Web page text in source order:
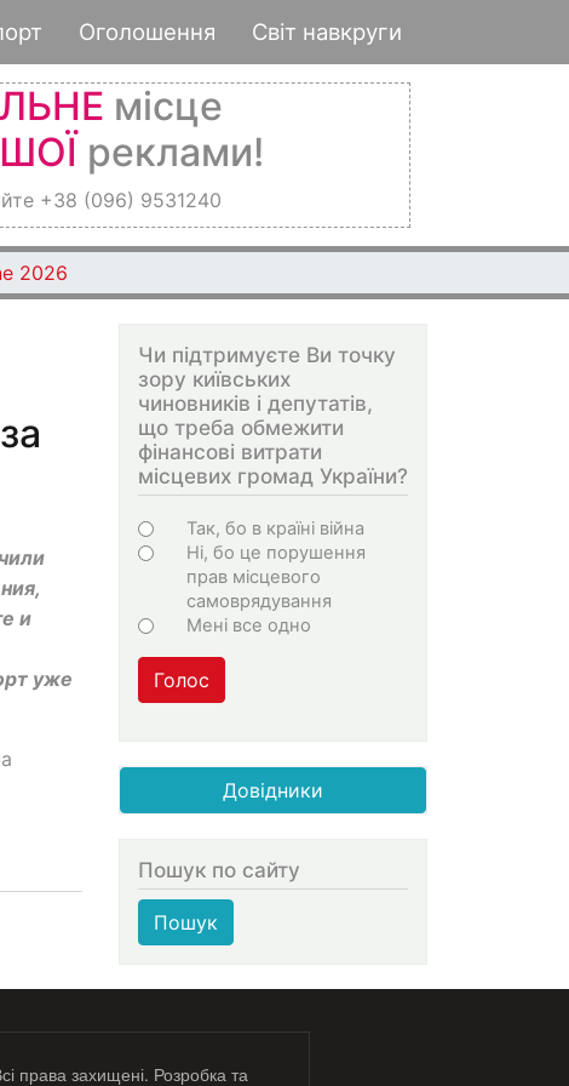
Оголошення Світ навкруги
місце
реклами!
+38 (096) 9531240
2026
и
уже
Чи підтримуєте Ви точку
зору київських
чиновників і депутатів,
що треба обмежити
фінансові витрати
місцевих громад України?
Choices
Так, бо в країні війна
Ні, бо це порушення
прав місцевого
самоврядування
Мені все одно
Голос
Довідники
Пошук по сайту
Пошук
права захищені. Розробка та